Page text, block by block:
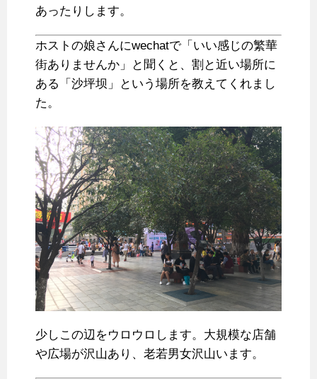
あったりします。
ホストの娘さんにwechatで「いい感じの繁華
街ありませんか」と聞くと、割と近い場所に
ある「沙坪坝」という場所を教えてくれまし
た。
少しこの辺をウロウロします。大規模な店舗
や広場が沢山あり、老若男女沢山います。